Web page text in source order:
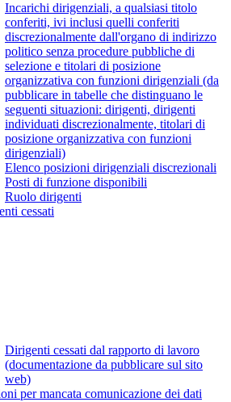
Incarichi dirigenziali, a qualsiasi titolo
conferiti, ivi inclusi quelli conferiti
discrezionalmente dall'organo di indirizzo
politico senza procedure pubbliche di
selezione e titolari di posizione
organizzativa con funzioni dirigenziali (da
pubblicare in tabelle che distinguano le
seguenti situazioni: dirigenti, dirigenti
individuati discrezionalmente, titolari di
posizione organizzativa con funzioni
dirigenziali)
Elenco posizioni dirigenziali discrezionali
Posti di funzione disponibili
Ruolo dirigenti
cessati
Dirigenti cessati dal rapporto di lavoro
(documentazione da pubblicare sul sito
web)
per mancata comunicazione dei dati